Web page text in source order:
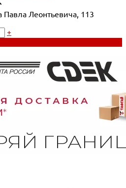
Павла Леонтьевича, 113
+